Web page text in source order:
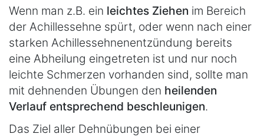
Wenn man z.B. ein leichtes Ziehen im Bereich
der Achillessehne spürt, oder wenn nach einer
starken Achillessehnenentzündung bereits
eine Abheilung eingetreten ist und nur noch
leichte Schmerzen vorhanden sind, sollte man
mit dehnenden Übungen den heilenden
Verlauf entsprechend beschleunigen.
Das Ziel aller Dehnübungen bei einer